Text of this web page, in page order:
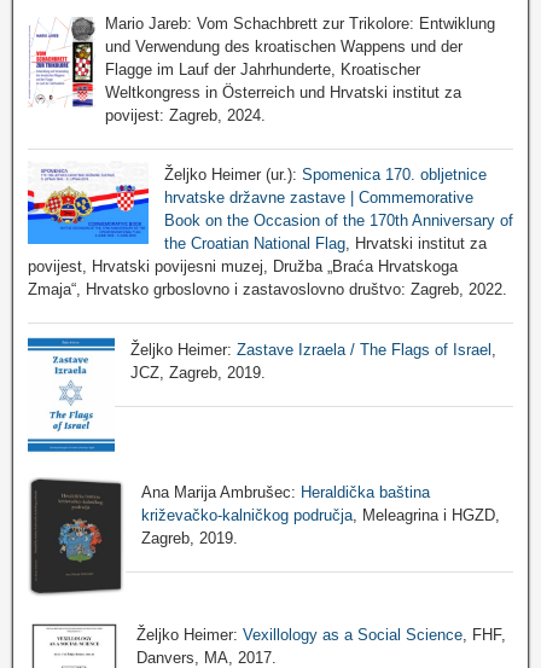
Mario Jareb: Vom Schachbrett zur Trikolore: Entwiklung
und Verwendung des kroatischen Wappens und der
Flagge im Lauf der Jahrhunderte, Kroatischer
Weltkongress in Österreich und Hrvatski institut za
povijest: Zagreb, 2024.
Željko Heimer (ur.): Spomenica 170. obljetnice
hrvatske državne zastave | Commemorative
Book on the Occasion of the 170th Anniversary of
the Croatian National Flag, Hrvatski institut za
povijest, Hrvatski povijesni muzej, Družba „Braća Hrvatskoga
Zmaja“, Hrvatsko grboslovno i zastavoslovno društvo: Zagreb, 2022.
Željko Heimer:Zastave Izraela / The Flags of Israel
JCZ, Zagreb, 2019.
Ana Marija Ambrušec: Heraldička baština
križevačko-kalničkog područja, Meleagrina i HGZD,
Zagreb, 2019.
Željko Heimer:Vexillology as a Social Science , FHF,
Danvers, MA, 2017.